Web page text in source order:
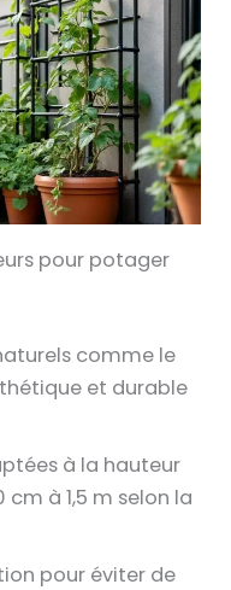
pour potager
comme le
et durable
à la hauteur
à 1,5 m selon la
pour éviter de